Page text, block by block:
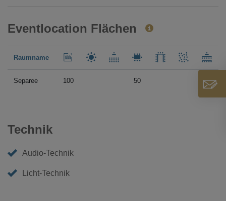
Eventlocation Flächen
Raumname
Separee 100 50
Technik
Audio-Technik
Licht-Technik